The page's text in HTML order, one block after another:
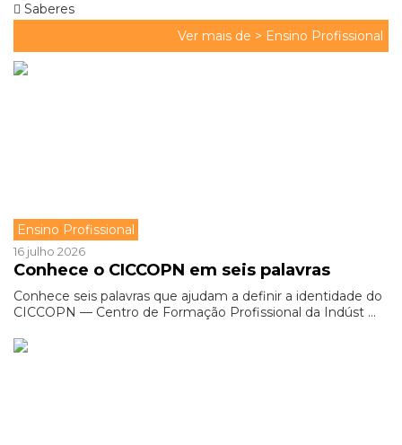
Saberes
Ver mais de > Ensino Profissional
Ensino Profissional
16 julho 2026
Conhece o CICCOPN em seis palavras
Conhece seis palavras que ajudam a definir a identidade do
CICCOPN — Centro de Formação Profissional da Indúst ...